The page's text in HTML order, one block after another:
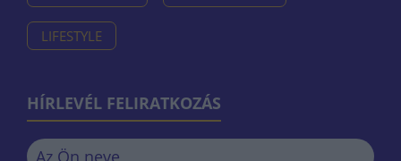
LIFESTYLE
HÍRLEVÉL FELIRATKOZÁS